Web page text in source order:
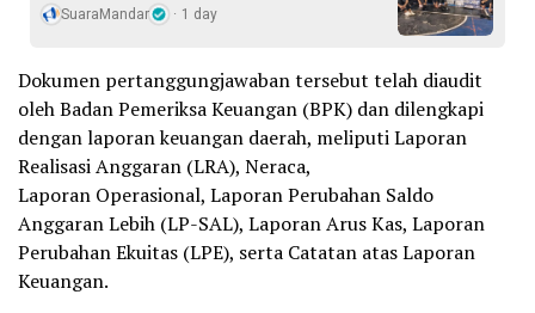
SuaraMandar 1 day
Dokumen pertanggungjawaban tersebut telah diaudit
oleh Badan Pemeriksa Keuangan (BPK) dan dilengkapi
dengan laporan keuangan daerah, meliputi Laporan
Realisasi Anggaran (LRA), Neraca,
Laporan Operasional, Laporan Perubahan Saldo
Anggaran Lebih (LP-SAL), Laporan Arus Kas, Laporan
Perubahan Ekuitas (LPE), serta Catatan atas Laporan
Keuangan.